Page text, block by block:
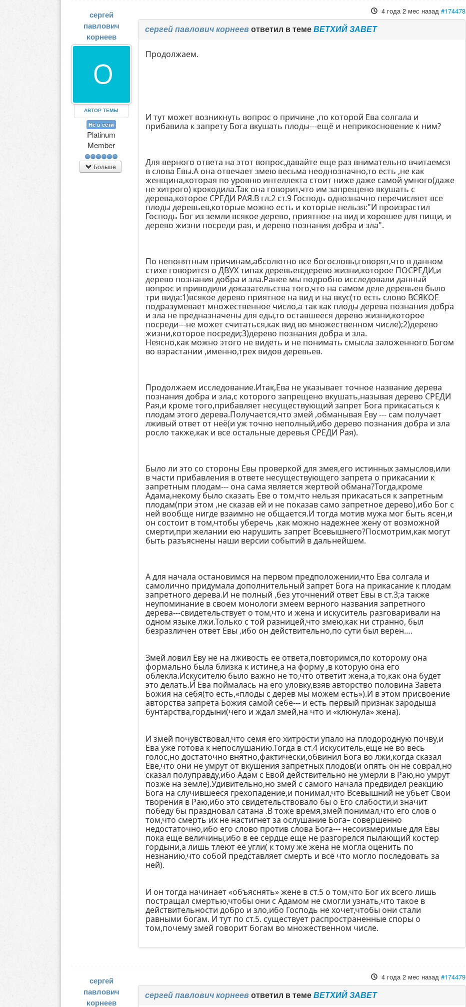
сергей
павлович
корнеев
АВТОР ТЕМЫ
Не в сети
Platinum
Member
Больше
4 года 2 мес назад #174478
сергей павлович корнеевответил в темеВЕТХИЙ ЗАВЕТ
Продолжаем.
И тут может возникнуть вопрос о причине ,по которой Ева солгала и
прибавила к запрету Бога вкушать плоды---ещё и неприкосновение к ним?
Для верного ответа на этот вопрос,давайте еще раз внимательно вчитаемся
в слова Евы.А она отвечает змею весьма неоднозначно,то есть ,не как
женщина,которая по уровню интеллекта стоит ниже даже самой умного(даже
не хитрого) крокодила.Так она говорит,что им запрещено вкушать с
дерева,которое СРЕДИ РАЯ.В гл.2 ст.9 Господь однозначно перечисляет все
плоды деревьев,которые можно есть и которые нельзя:"И произрастил
Господь Бог из земли всякое дерево, приятное на вид и хорошее для пищи, и
дерево жизни посреди рая, и дерево познания добра и зла".
По непонятным причинам,абсолютно все богословы,говорят,что в данном
стихе говорится о ДВУХ типах деревьев:дерево жизни,которое ПОСРЕДИ,и
дерево познания добра и зла.Ранее мы подробно исследовали данный
вопрос и приводили доказательства того,что на самом деле деревьев было
три вида:1)всякое дерево приятное на вид и на вкус(то есть слово ВСЯКОЕ
подразумевает множественное число,а так как плоды дерева познания добра
и зла не предназначены для еды,то оставшееся дерево жизни,которое
посреди---не может считаться,как вид во множественном числе);2)дерево
жизни,которое посреди;3)дерево познания добра и зла.
Неясно,как можно этого не видеть и не понимать смысла заложенного Богом
во взрастании ,именно,трех видов деревьев.
Продолжаем исследование.Итак,Ева не указывает точное название дерева
познания добра и зла,с которого запрещено вкушать,называя дерево СРЕДИ
Рая,и кроме того,прибавляет несуществующий запрет Бога прикасаться к
плодам этого дерева.Получается,что змей ,обманывая Еву --- сам получает
лживый ответ от неё(и уж точно неполный,ибо дерево познания добра и зла
росло также,как и все остальные деревья СРЕДИ Рая).
Было ли это со стороны Евы проверкой для змея,его истинных замыслов,или
в части прибавления в ответе несуществующего запрета о прикасании к
запретным плодам--- она сама является жертвой обмана?Тогда,кроме
Адама,некому было сказать Еве о том,что нельзя прикасаться к запретным
плодам(при этом ,не сказав ей и не показав само запретное дерево),ибо Бог с
ней вообще нигде взаимно не общается.И тогда мотив мужа мог быть ясен,и
он состоит в том,чтобы уберечь ,как можно надежнее жену от возможной
смерти,при желании ею нарушить запрет Всевышнего?Посмотрим,как могут
быть разъяснены наши версии событий в дальнейшем.
А для начала остановимся на первом предположении,что Ева солгала и
самолично придумала дополнительный запрет Бога на прикасание к плодам
запретного дерева.И не полный ,без уточнений ответ Евы в ст.3;а также
неупоминание в своем монологи змеем верного названия запретного
дерева---свидетельствует о том,что и жена и искуситель разговаривали на
одном языке лжи.Только с той разницей,что змею,как ни странно, был
безразличен ответ Евы ,ибо он действительно,по сути был верен….
Змей ловил Еву не на лживость ее ответа,повторимся,по которому она
формально была близка к истине,а на форму ,в которую она его
облекла.Искусителю было важно не то,что ответит жена,а то,как она будет
это делать.И Ева поймалась на его уловку,взяв авторство половина Завета
Божия на себя(то есть,«плоды с дерев мы можем есть»).И в этом присвоение
авторства запрета Божия самой себе--- и есть первый признак зародыша
бунтарства,гордыни(чего и ждал змей,на что и «клюнула» жена).
И змей почувствовал,что семя его хитрости упало на плодородную почву,и
Ева уже готова к непослушанию.Тогда в ст.4 искуситель,еще не во весь
голос,но достаточно внятно,фактически,обвинил Бога во лжи,когда сказал
Еве,что они не умрут от вкушения запретных плодов(и опять он не соврал,но
сказал полуправду,ибо Адам с Евой действительно не умерли в Раю,но умрут
позже на земле).Удивительно,но змей с самого начала предвидел реакцию
Бога на случившееся грехопадение,и понимал,что Всевышний не убьет Свои
творения в Раю,ибо это свидетельствовало бы о Его слабости,и значит
победу бы праздновал сатана .В тоже время,змей понимал,что его слов о
том,что смерть их не настигнет за ослушание Бога– совершенно
недостаточно,ибо его слово против слова Бога--- несоизмеримые для Евы
пока еще величины,ибо в ее сердце еще не разгорелся пылающий костер
гордыни,а лишь тлеют её угли( к тому же жена не могла оценить по
незнанию,что собой представляет смерть и всё что могло последовать за
ней).
И он тогда начинает «объяснять» жене в ст.5 о том,что Бог их всего лишь
постращал смертью,чтобы они с Адамом не смогли узнать,что такое в
действительности добро и зло,ибо Господь не хочет,чтобы они стали
равными богам. И тут по ст.5. существует распространенные споры о
том,почему змей говорит богам во множественном числе.
сергей
павлович
корнеев
4 года 2 мес назад #174479
сергей павлович корнеевответил в темеВЕТХИЙ ЗАВЕТ